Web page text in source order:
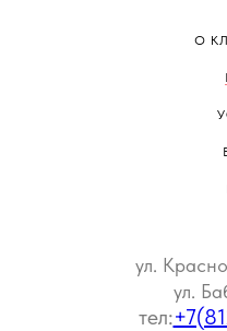
О
ул.
ул.
тел: